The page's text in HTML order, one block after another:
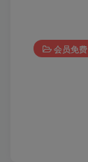
会员免费